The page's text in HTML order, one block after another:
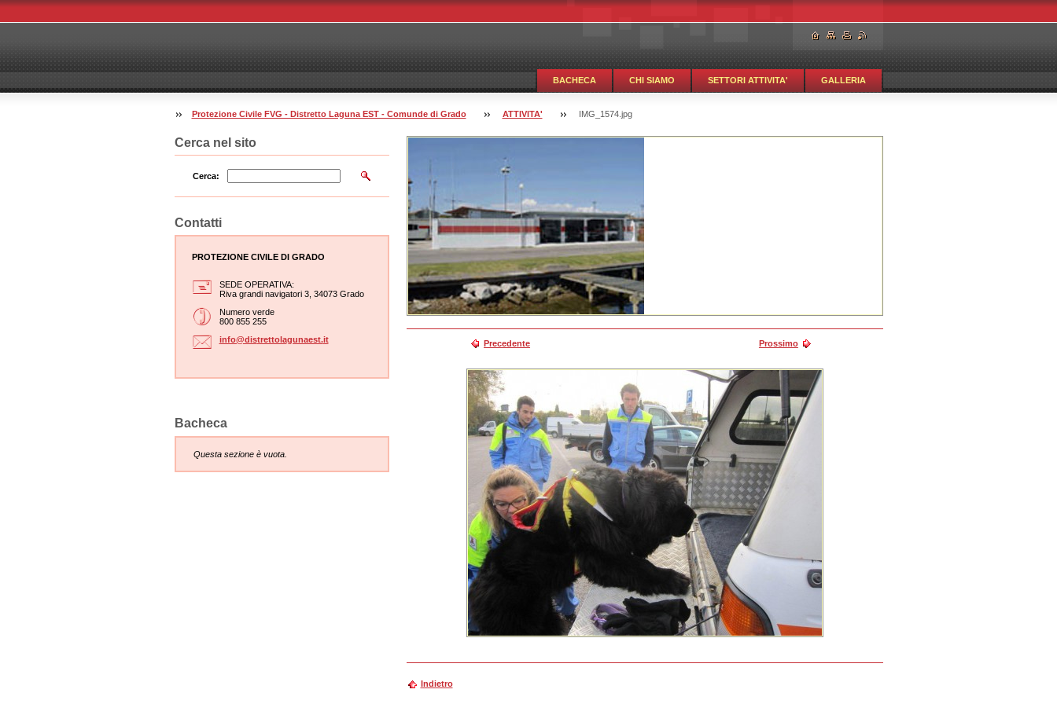
BACHECA CHI SIAMO SETTORI ATTIVITA' GALLERIA
Protezione Civile FVG - Distretto Laguna EST - Comunde di Grado ATTIVITA' IMG_1574.jpg
Precedente Prossimo
Indietro
Cerca nel sito
Cerca:
Contatti
PROTEZIONE CIVILE DI GRADO
SEDE OPERATIVA:
Riva grandi navigatori 3, 34073 Grado
Numero verde
800 855 255
info@distrettolagunaest.it
Bacheca
Questa sezione è vuota.